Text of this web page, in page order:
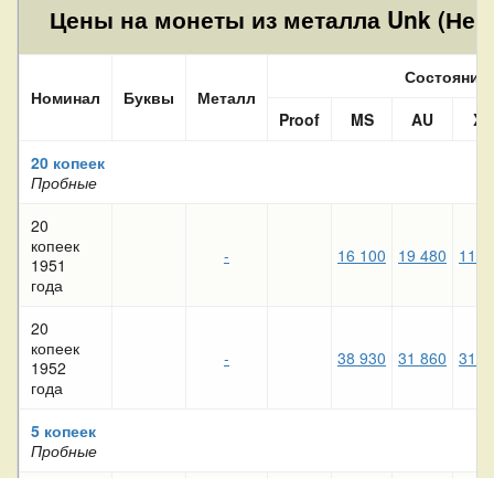
Цены на монеты из металла Unk
Номинал Буквы Металл
Состояние
Proof
MS AU
XF
20 копеек
Пробные
20
копеек
1951
года
- 16 100 19 480 11
20
копеек
1952
года
- 38 930 31 860 31
5 копеек
Пробные